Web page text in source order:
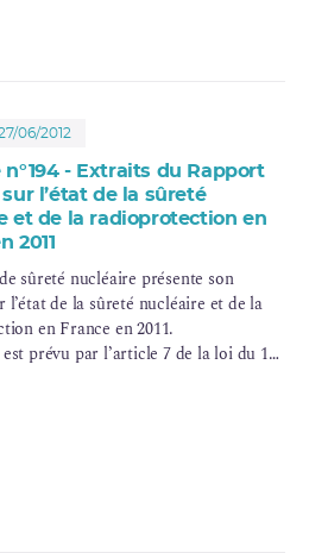
l’ASN a organisé conjointement avec
“Contamination radioactive:
pour les sites pollués ?”. Ce
4 mai 2004, a montré les difficultés
psychologiques de ce
actions ont cependant été
permettre une gestion encore plus
et efficace de ces pollutions, qui sont
d’entre elles un héritage lourd à
06/2012
n°194 - Extraits du Rapport
sur l’état de la sûreté
et de la radioprotection en
2011
sûreté nucléaire présente son
l’état de la sûreté nucléaire et de la
en France en 2011.
prévu par l’article 7 de la loi du 13